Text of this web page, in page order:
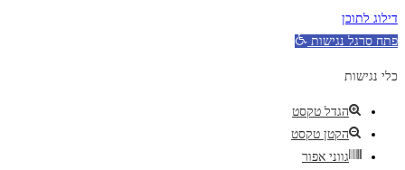
נגישות
הגדל טקסט
הקטן טקסט
גווני אפור